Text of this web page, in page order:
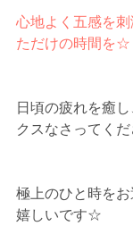
心地よく五感を
ただけの時間を☆
日頃の疲れを癒
クスなさってくだ
極上のひと時を
嬉しいです☆